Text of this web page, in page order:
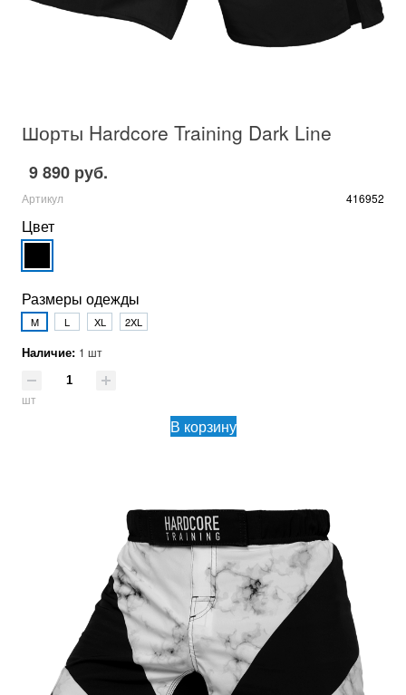
Шорты Hardcore Training Dark Line
9 890 руб.
Артикул 416952
Цвет
Размеры одежды
M L XL 2XL
Наличие: 1 шт
шт
В корзину